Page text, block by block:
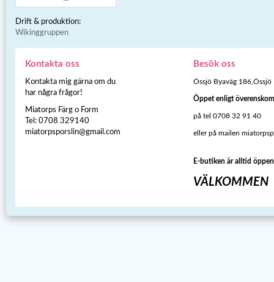
Drift & produktion:
Wikinggruppen
Kontakta oss
Kontakta mig gärna om du
har några frågor!
Miatorps Färg o Form
Tel: 0708 329140
miatorpsporslin@gmail.com
Besök oss
Össjö Byaväg 186,Össjö
Öppet enligt
på tel 0708 32 91 40
eller på mailen
E-butiken är alltid öppen
VÄLKOMMEN